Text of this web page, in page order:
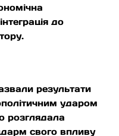
до
результати
ударом
розглядала
свого впливу